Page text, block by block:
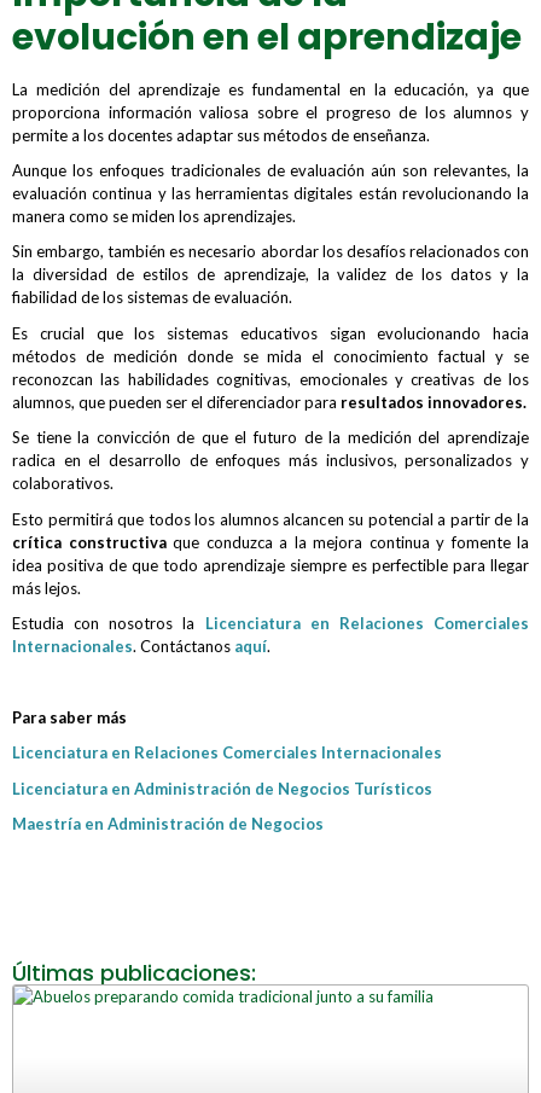
evolución en el aprendizaje
La medición del aprendizaje es fundamental en la educación, ya que
proporciona información valiosa sobre el progreso de los alumnos y
permite a los docentes adaptar sus métodos de enseñanza.
Aunque los enfoques tradicionales de evaluación aún son relevantes, la
evaluación continua y las herramientas digitales están revolucionando la
manera como se miden los aprendizajes.
Sin embargo, también es necesario abordar los desafíos relacionados con
la diversidad de estilos de aprendizaje, la validez de los datos y la
fiabilidad de los sistemas de evaluación.
Es crucial que los sistemas educativos sigan evolucionando hacia
métodos de medición donde se mida el conocimiento factual y se
reconozcan las habilidades cognitivas, emocionales y creativas de los
alumnos, que pueden ser el diferenciador para resultados innovadores.
Se tiene la convicción de que el futuro de la medición del aprendizaje
radica en el desarrollo de enfoques más inclusivos, personalizados y
colaborativos.
Esto permitirá que todos los alumnos alcancen su potencial a partir de la
crítica constructivaque conduzca a la mejora continua y fomente la
idea positiva de que todo aprendizaje siempre es perfectible para llegar
más lejos.
Estudia con nosotros la Licenciatura en Relaciones Comerciales
Internacionales. Contáctanos aquí.
Para saber más
Licenciatura en Relaciones Comerciales Internacionales
Licenciatura en Administración de Negocios Turísticos
Maestría en Administración de Negocios
Últimas publicaciones: